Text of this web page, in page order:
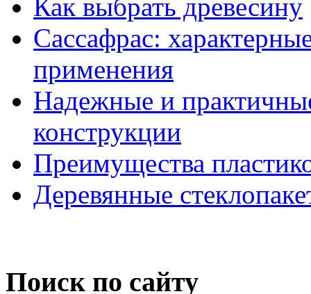
Как выбрать древесину
Сассафрас:
применения
Надежные и
конструкции
Преимущества
Деревянные
Поиск по сайту